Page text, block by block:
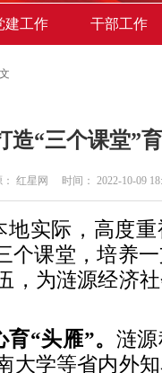
建工作 干部工作
造“三个课堂”
： 红星网 时间： 2022-10-09
地实际，高度
个课堂，培养
，为涟源经济
“头雁”。 涟
大学等省内外